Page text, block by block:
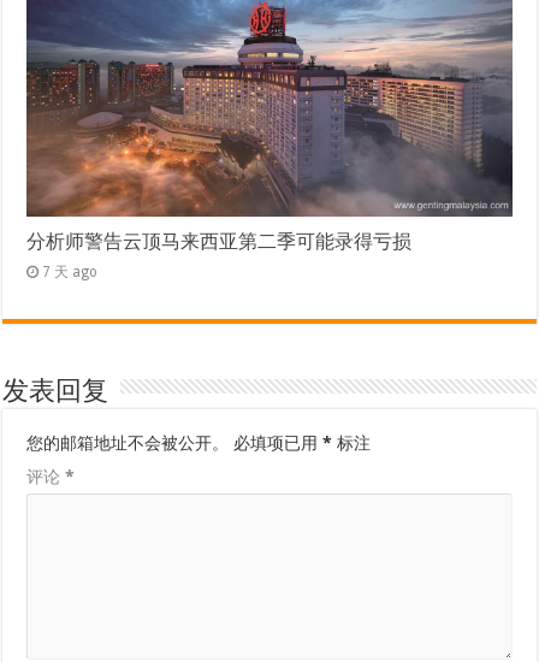
分析师警告云顶马来西亚第二季可能录得亏损
7 天 ago
发表回复
您的邮箱地址不会被公开。 必填项已用* 标注
评论*